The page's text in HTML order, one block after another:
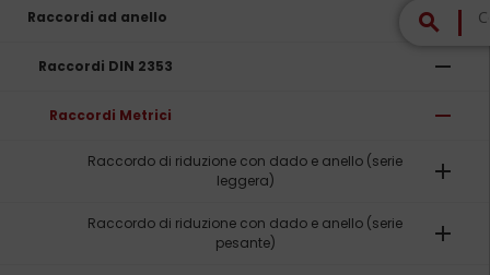
search
Raccordi ad anello remove
Raccordi DIN 2353 remove
Raccordi Metrici remove
Raccordo di riduzione con dado e anello (serie
leggera)
add
Raccordo di riduzione con dado e anello (serie
pesante)
add